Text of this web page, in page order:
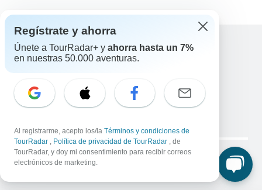
Ayuda
España +34 933 938 984
Correo electrónico: support@tourradar.com
Selecciona el idioma
EN ES NL
Copyright © TourRadar. Todos los derechos reservados.
Aviso legal Política de privacidad
Cookies
Regístrate y ahorra
Únete a TourRadar+ y ahorra hasta un 7%
en nuestras 50.000 aventuras.
Al registrarme, acepto los/la Términos y condiciones de
TourRadar , Política de privacidad de TourRadar , de
TourRadar, y doy mi consentimiento para recibir correos
electrónicos de marketing.